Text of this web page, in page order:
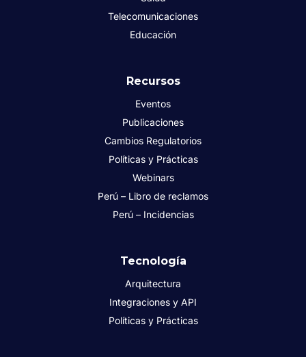
Telecomunicaciones
Educación
Recursos
Eventos
Publicaciones
Cambios Regulatorios
Políticas y Prácticas
Webinars
Perú – Libro de reclamos
Perú – Incidencias
Tecnología
Arquitectura
Integraciones y API
Políticas y Prácticas